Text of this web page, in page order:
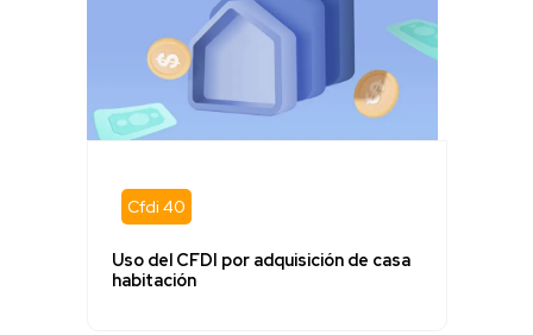
Cfdi 40
Uso del CFDI por adquisición de casa
habitación